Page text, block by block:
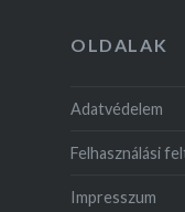
OLDALAK
Adatvédelem
Felhasználási
Impresszum